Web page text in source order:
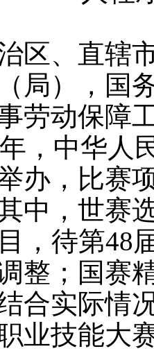
区、直辖
局），国
劳动保障
中华人民
办，比赛
中，世赛
，待第48
整；国赛
合实际情
业技能大